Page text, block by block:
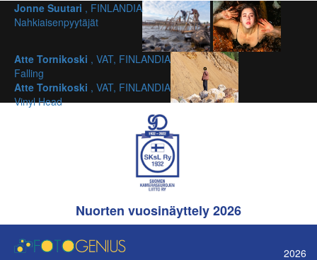
Jonne Suutari , FINLANDIA
Nahkiaisenpyytäjät
Atte Tornikoski , VAT, FINLANDIA
Falling
Atte Tornikoski , VAT, FINLANDIA
Vinyl Head
Nuorten vuosinäyttely 2026
2026